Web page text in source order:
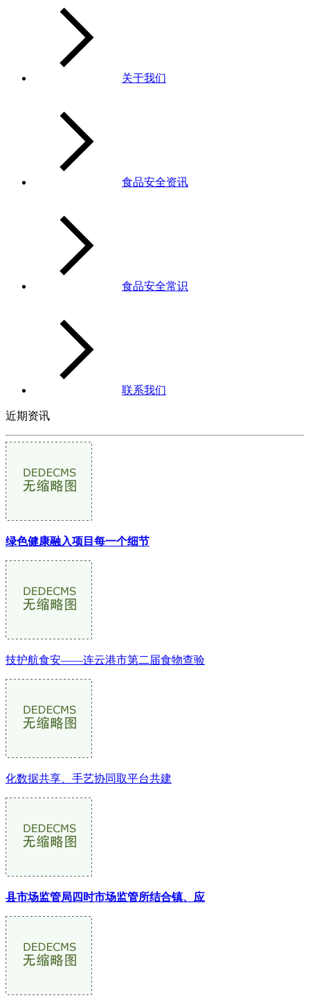
关于我们
食品安全资讯
食品安全常识
联系我们
近期资讯
绿色健康融入项目每一个细节
技护航食安——连云港市第二届食物查验
化数据共享、手艺协同取平台共建
县市场监管局四时市场监管所结合镇、应